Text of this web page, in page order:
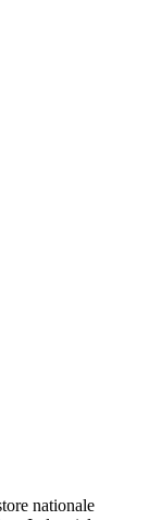
nationale